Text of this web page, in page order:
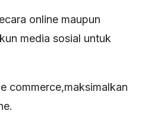
online maupun
media sosial untuk
commerce,maksimalkan